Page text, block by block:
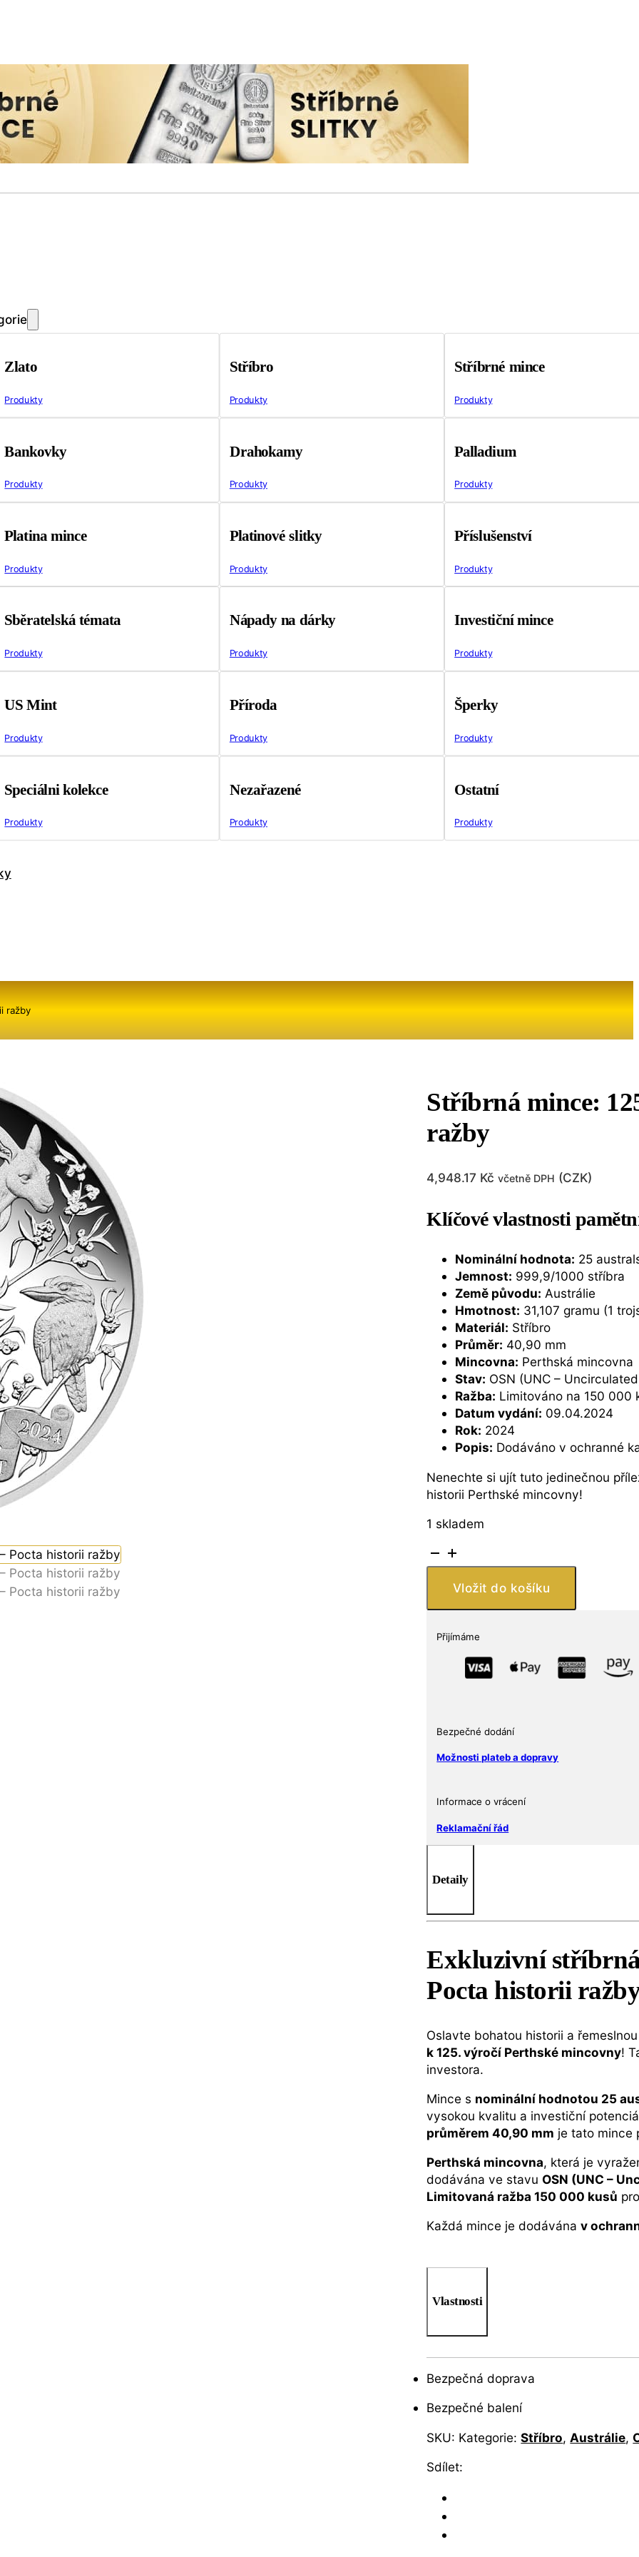
Zlato
Produkty
Stříbro
Produkty
Stříbrné mince
Produkty
Bankovky
Produkty
Drahokamy
Produkty
Palladium
Produkty
Platina mince
Produkty
Platinové slitky
Produkty
Příslušenství
Produkty
Sběratelská témata
Produkty
Nápady na dárky
Produkty
Investiční mince
Produkty
US Mint
Produkty
Příroda
Produkty
Šperky
Produkty
Speciálni kolekce
Produkty
Nezařazené
Produkty
Ostatní
Produkty
ražby
Stříbrná mince:
ražby
4,948.17 Kč včetně DPH (CZK)
Klíčové vlastnosti
Nominální hodnota: 25
Jemnost: 999,9/1000 stříbra
Země původu: Austrálie
Hmotnost: 31,107 gramu (1
Materiál: Stříbro
Průměr: 40,90 mm
Mincovna: Perthská mincovna
Stav: OSN (UNC –
Ražba: Limitováno na 150 000
Datum vydání: 09.04.2024
Rok: 2024
Popis: Dodáváno v ochranné
Nenechte si ujít tuto jedinečnou
historii Perthské mincovny!
1 skladem
Stříbrná
mince:
mincovny
Vložit do košíku
Přijímáme
Bezpečné dodání
Možnosti plateb a dopravy
Informace o vrácení
Reklamační řád
Detaily
Exkluzivní
Pocta historii
Oslavte bohatou historii a
k 125. výročí Perthské mincovny!
investora.
Mince s nominální hodnotou 25
vysokou kvalitu a investiční
průměrem 40,90 mm je tato mince
Perthská mincovna, která je
dodávána ve stavu OSN (UNC –
Limitovaná ražba 150 000 kusů
Každá mince je dodávánav
Vlastnosti
Bezpečná doprava
Bezpečné balení
SKU: Kategorie:Stříbro, Austrálie,
Sdílet: